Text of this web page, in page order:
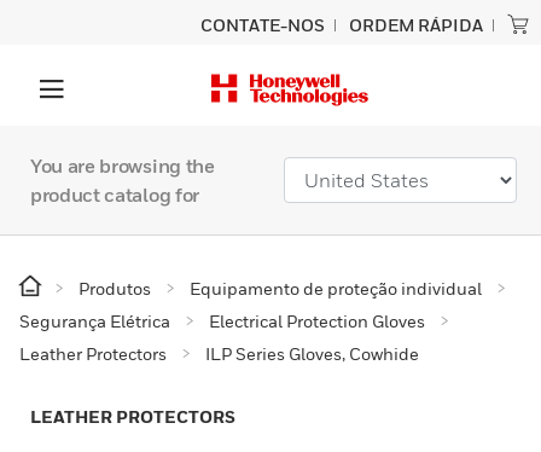
CONTATE-NOS ORDEM RÁPIDA
You are browsing the
product catalog for
Produtos
Equipamento de proteção individual
Segurança Elétrica
Electrical Protection Gloves
Leather Protectors
ILP Series Gloves, Cowhide
LEATHER PROTECTORS